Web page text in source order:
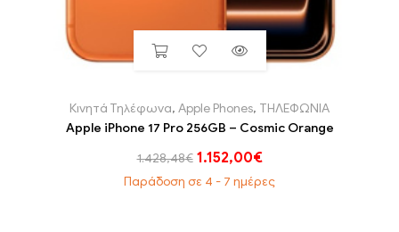
Κινητά Τηλέφωνα, Apple Phones, ΤΗΛΕΦΩΝΙΑ
Apple iPhone 17 Pro 256GB – Cosmic Orange
1.428,48€ 1.152,00€
Παράδοση σε 4 - 7 ημέρες